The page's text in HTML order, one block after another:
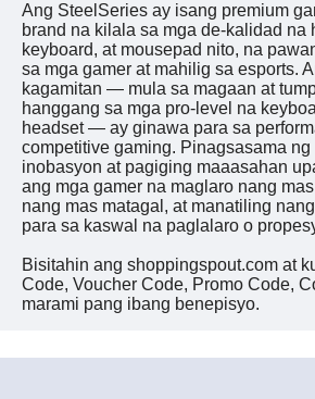
Ang SteelSeries ay isang premium
brand na kilala sa mga de-kalidad na
keyboard, at mousepad nito, na
sa mga gamer at mahilig sa esports.
kagamitan — mula sa magaan at
hanggang sa mga pro-level na
headset — ay ginawa para sa
competitive gaming. Pinagsasama
inobasyon at pagiging maaasahan
ang mga gamer na maglaro nang
nang mas matagal, at manatiling
para sa kaswal na paglalaro o
Bisitahin ang shoppingspout.com at
Code, Voucher Code, Promo Code,
marami pang ibang benepisyo.